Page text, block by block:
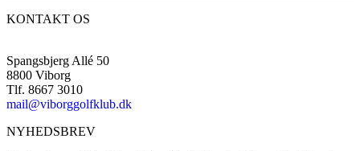
KONTAKT OS
Spangsbjerg Allé 50
8800 Viborg
Tlf. 8667 3010
mail@viborggolfklub.dk
NYHEDSBREV